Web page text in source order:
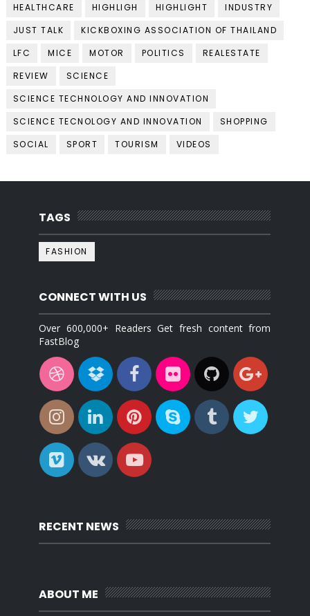
HEALTHCARE
HIGHLIGH HIGHLIGHT
INDUSTRY
JUST TALK
KICKBOXING ASSOCIATION OF THAILAND
LFC
MICE MOTOR POLITICS
REALESTATE
REVIEW
SCIENCE
SCIENCE TECHNOLOGY AND INNOVATION
SCIENCE TECNOLOGY AND INNOVATION
SHOPPING
SOCIAL
SPORT TOURISM VIDEOS
TAGS
FASHION
CONNECT WITH US
Over 600,000+ Readers Get fresh content from
FastBlog
RECENT NEWS
ABOUT ME